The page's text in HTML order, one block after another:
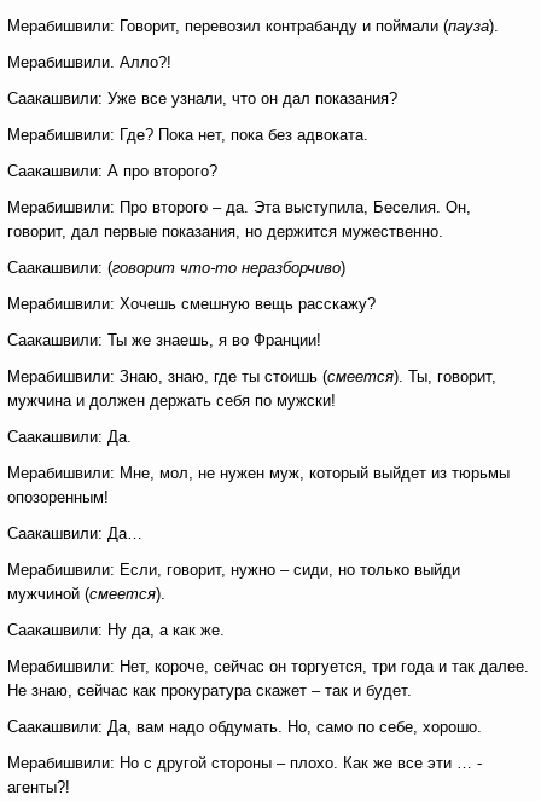
Мерабишвили: Говорит, перевозил контрабанду и поймали (пауза).
Мерабишвили. Алло?!
Саакашвили: Уже все узнали, что он дал показания?
Мерабишвили: Где? Пока нет, пока без адвоката.
Саакашвили: А про второго?
Мерабишвили: Про второго – да. Эта выступила, Беселия. Он,
говорит, дал первые показания, но держится мужественно.
Саакашвили: (говорит что-то неразборчиво)
Мерабишвили: Хочешь смешную вещь расскажу?
Саакашвили: Ты же знаешь, я во Франции!
Мерабишвили: Знаю, знаю, где ты стоишь (смеется). Ты, говорит,
мужчина и должен держать себя по мужски!
Саакашвили: Да.
Мерабишвили: Мне, мол, не нужен муж, который выйдет из тюрьмы
опозоренным!
Саакашвили: Да…
Мерабишвили: Если, говорит, нужно – сиди, но только выйди
мужчиной (смеется).
Саакашвили: Ну да, а как же.
Мерабишвили: Нет, короче, сейчас он торгуется, три года и так далее.
Не знаю, сейчас как прокуратура скажет – так и будет.
Саакашвили: Да, вам надо обдумать. Но, само по себе, хорошо.
Мерабишвили: Но с другой стороны – плохо. Как же все эти … -
агенты?!